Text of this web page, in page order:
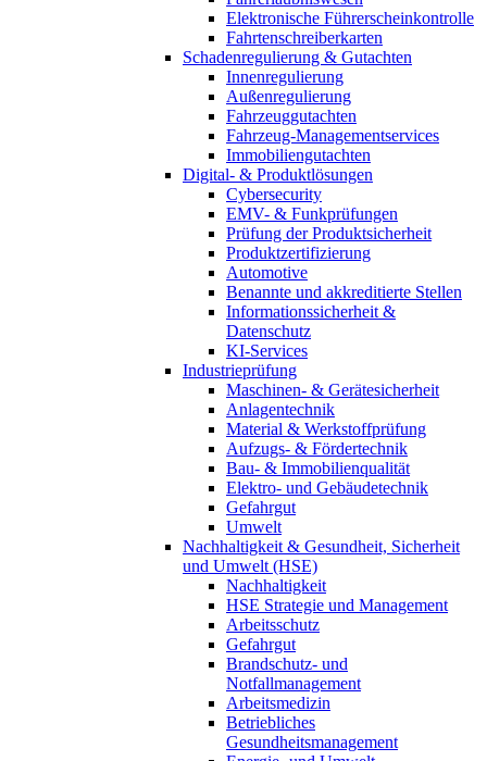
Elektronische Führerscheinkontrolle
Fahrtenschreiberkarten
Schadenregulierung & Gutachten
Innenregulierung
Außenregulierung
Fahrzeuggutachten
Fahrzeug-Managementservices
Immobiliengutachten
Digital- & Produktlösungen
Cybersecurity
EMV- & Funkprüfungen
Prüfung der Produktsicherheit
Produktzertifizierung
Automotive
Benannte und akkreditierte Stellen
Informationssicherheit &
Datenschutz
KI-Services
Industrieprüfung
Maschinen- & Gerätesicherheit
Anlagentechnik
Material & Werkstoffprüfung
Aufzugs- & Fördertechnik
Bau- & Immobilienqualität
Elektro- und Gebäudetechnik
Gefahrgut
Umwelt
Nachhaltigkeit & Gesundheit, Sicherheit
und Umwelt (HSE)
Nachhaltigkeit
HSE Strategie und Management
Arbeitsschutz
Gefahrgut
Brandschutz- und
Notfallmanagement
Arbeitsmedizin
Betriebliches
Gesundheitsmanagement